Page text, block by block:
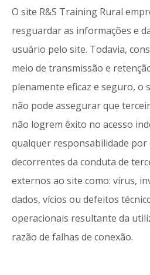
O site R&S Training Rural
resguardar as informações e
usuário pelo site. Todavia,
meio de transmissão e
plenamente eficaz e seguro, o
não pode assegurar que
não logrem êxito no acesso
qualquer responsabilidade por
decorrentes da conduta de
externos ao site como: vírus,
dados, vícios ou defeitos
operacionais resultante da
razão de falhas de conexão.